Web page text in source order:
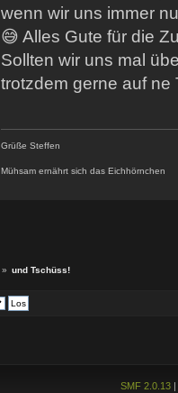
wenn wir uns immer
😅 Alles Gute für die
Sollten wir uns mal
trotzdem gerne auf ne
Grüße Steffen
Mühsam ernährt sich das Eichhörnchen
» und Tschüss!
SMF 2.0.13|